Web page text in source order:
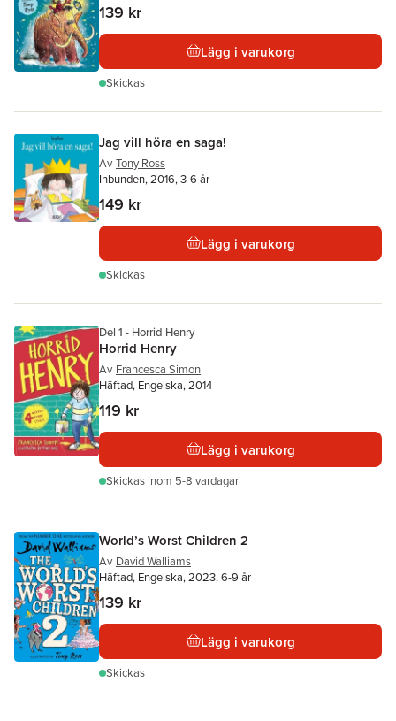
139 kr
Lägg i varukorg
Skickas
Jag vill höra en saga!
Av Tony Ross
Inbunden, 2016, 3-6 år
149 kr
Lägg i varukorg
Skickas
Del 1 - Horrid Henry
Horrid Henry
Av Francesca Simon
Häftad, Engelska, 2014
119 kr
Lägg i varukorg
Skickas inom 5-8 vardagar
World’s Worst Children 2
Av David Walliams
Häftad, Engelska, 2023, 6-9 år
139 kr
Lägg i varukorg
Skickas